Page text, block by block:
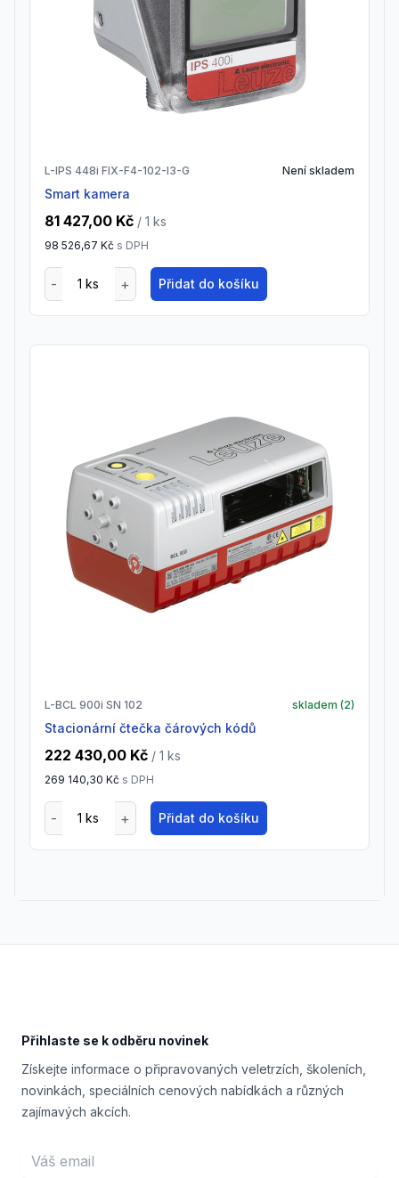
L-IPS 448i FIX-F4-102-I3-G Není skladem
Smart kamera
81 427,00 Kč / 1 ks
98 526,67 Kč s DPH
Přidat do košíku
L-BCL 900i SN 102 skladem (2)
Stacionární čtečka čárových kódů
222 430,00 Kč / 1 ks
269 140,30 Kč s DPH
Přidat do košíku
Přihlaste se k odběru novinek
Získejte informace o připravovaných veletrzích, školeních,
novinkách, speciálních cenových nabídkách a různých
zajímavých akcích.
Email address